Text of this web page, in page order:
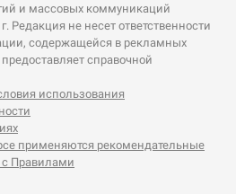
и массовых коммуникаций
Редакция не несет ответственности
содержащейся в рекламных
справочной
использования
применяются рекомендательные
с Правилами